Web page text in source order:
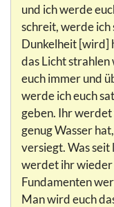
und ich werde
schreit, werde ich
Dunkelheit [wird]
das Licht
euch immer und
werde ich euch
geben. Ihr
genug Wasser
versiegt. Was
werdet ihr wieder
Fundamenten
Man wird euch